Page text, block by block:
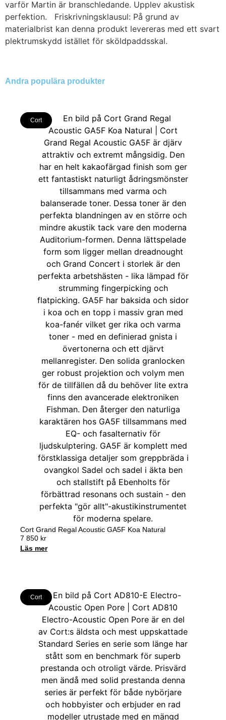
varför Martin är branschledande. Upplev akustisk
perfektion. Friskrivningsklausul: På grund av
materialbrist kan denna produkt levereras med ett svart
plektrumskydd istället för sköldpaddsskal.
Andra populära produkter
Cort
Cort Grand Regal Acoustic GA5F Koa Natural
7 850 kr
Läs mer
Cort